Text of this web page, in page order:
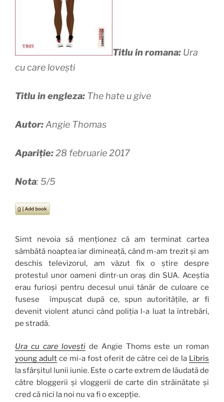
Titlu in romana: Ura
cu care lovești
Titlu in engleza: The hate u give
Autor:Angie Thomas
Apariție:28 februarie 2017
Nota: 5/5
Simt nevoia să menționez că am terminat cartea
sâmbătă noaptea iar dimineață, când m-am trezit și am
deschis televizorul, am văzut fix o știre despre
protestul unor oameni dintr-un oraș din SUA. Aceștia
erau furioși pentru decesul unui tânăr de culoare ce
fusese împușcat după ce, spun autoritățile, ar fi
devenit violent atunci când poliția l-a luat la întrebări,
pe stradă.
Ura cu care lovești de Angie Thoms este un roman
young adult ce mi-a fost oferit de către cei de la Libris
la sfârșitul lunii iunie. Este o carte extrem de lăudată de
către bloggerii și vloggerii de carte din străinătate și
cred că nici la noi nu va fi o excepție.